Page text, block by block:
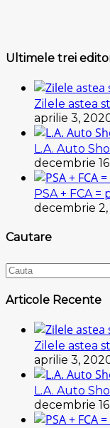
Ultimele trei
Zilele astea
aprilie 3,
L.A. Auto
decembrie
PSA + FCA
decembrie 2,
Cautare
Articole Recente
Zilele astea
aprilie 3,
L.A. Auto
decembrie